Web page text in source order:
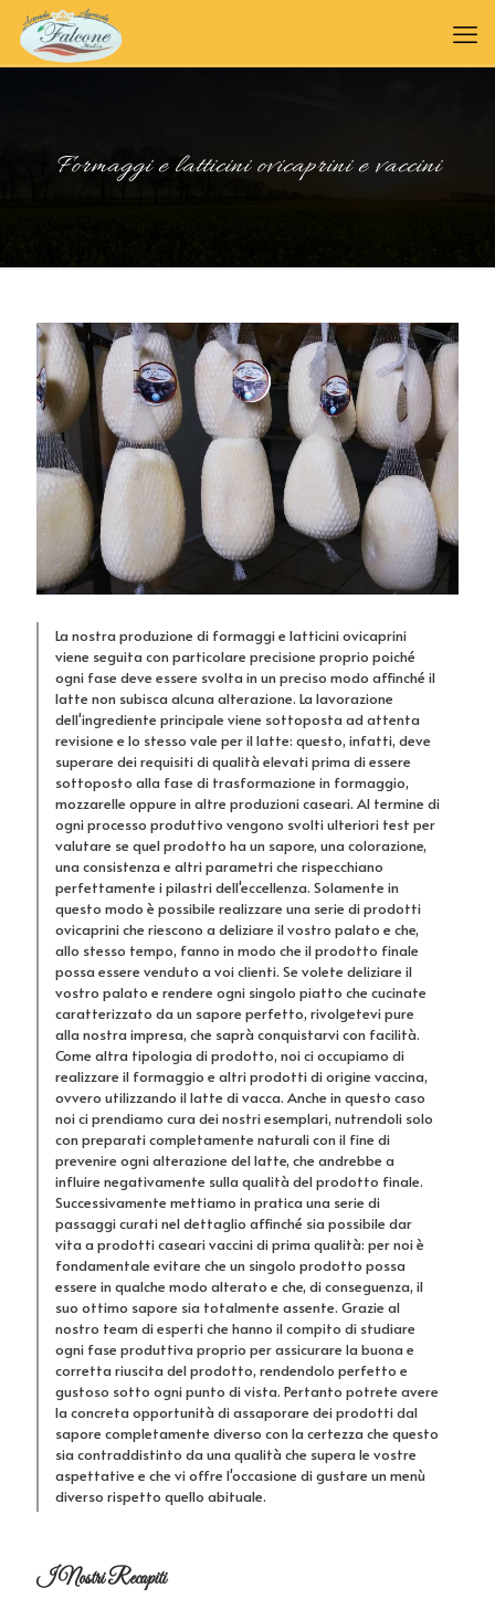
Formaggi e latticini ovicaprini e vaccini
La nostra produzione di formaggi e latticini ovicaprini
viene seguita con particolare precisione proprio poiché
ogni fase deve essere svolta in un preciso modo affinché il
latte non subisca alcuna alterazione. La lavorazione
dell'ingrediente principale viene sottoposta ad attenta
revisione e lo stesso vale per il latte: questo, infatti, deve
superare dei requisiti di qualità elevati prima di essere
sottoposto alla fase di trasformazione in formaggio,
mozzarelle oppure in altre produzioni caseari. Al termine di
ogni processo produttivo vengono svolti ulteriori test per
valutare se quel prodotto ha un sapore, una colorazione,
una consistenza e altri parametri che rispecchiano
perfettamente i pilastri dell'eccellenza. Solamente in
questo modo è possibile realizzare una serie di prodotti
ovicaprini che riescono a deliziare il vostro palato e che,
allo stesso tempo, fanno in modo che il prodotto finale
possa essere venduto a voi clienti. Se volete deliziare il
vostro palato e rendere ogni singolo piatto che cucinate
caratterizzato da un sapore perfetto, rivolgetevi pure
alla nostra impresa, che saprà conquistarvi con facilità.
Come altra tipologia di prodotto, noi ci occupiamo di
realizzare il formaggio e altri prodotti di origine vaccina,
ovvero utilizzando il latte di vacca. Anche in questo caso
noi ci prendiamo cura dei nostri esemplari, nutrendoli solo
con preparati completamente naturali con il fine di
prevenire ogni alterazione del latte, che andrebbe a
influire negativamente sulla qualità del prodotto finale.
Successivamente mettiamo in pratica una serie di
passaggi curati nel dettaglio affinché sia possibile dar
vita a prodotti caseari vaccini di prima qualità: per noi è
fondamentale evitare che un singolo prodotto possa
essere in qualche modo alterato e che, di conseguenza, il
suo ottimo sapore sia totalmente assente. Grazie al
nostro team di esperti che hanno il compito di studiare
ogni fase produttiva proprio per assicurare la buona e
corretta riuscita del prodotto, rendendolo perfetto e
gustoso sotto ogni punto di vista. Pertanto potrete avere
la concreta opportunità di assaporare dei prodotti dal
sapore completamente diverso con la certezza che questo
sia contraddistinto da una qualità che supera le vostre
aspettative e che vi offre l'occasione di gustare un menù
diverso rispetto quello abituale.
I Nostri Recapiti